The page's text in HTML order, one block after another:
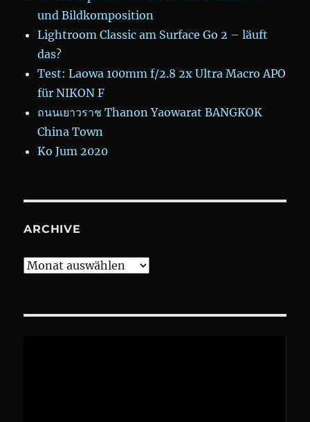
und Bildkomposition
Lightroom Classic am Surface Go 2 – läuft
das?
Test: Laowa 100mm f/2.8 2x Ultra Macro APO
für NIKON F
ถนนเยาวราช Thanon Yaowarat BANGKOK
China Town
Ko Jum 2020
ARCHIVE
Archive